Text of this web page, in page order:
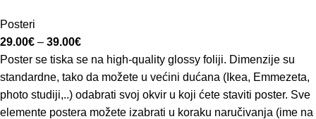
Posteri
29.00€ – 39.00€
Poster se tiska se na high-quality glossy foliji. Dimenzije su
standardne, tako da možete u većini dućana (Ikea, Emmezeta,
photo studiji,..) odabrati svoj okvir u koji ćete staviti poster. Sve
elemente postera možete izabrati u koraku naručivanja (ime na